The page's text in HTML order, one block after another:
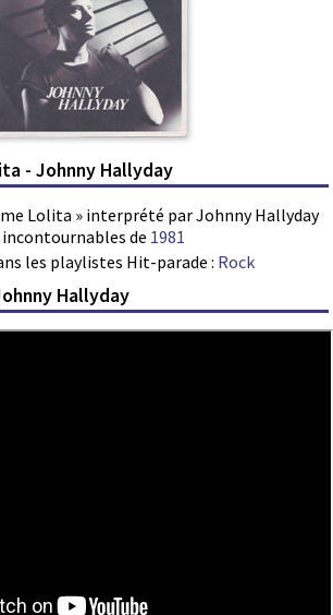
- Johnny Hallyday
Lolita » interprété par Johnny Hallyday
de 1981
les playlistes Hit-parade : Rock
Hallyday